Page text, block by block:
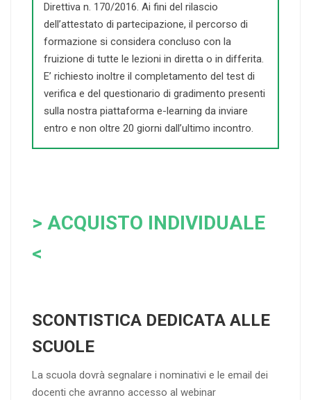
Direttiva n. 170/2016. Ai fini del rilascio
dell’attestato di partecipazione, il percorso di
formazione si considera concluso con la
fruizione di tutte le lezioni in diretta o in differita.
E’ richiesto inoltre il completamento del test di
verifica e del questionario di gradimento presenti
sulla nostra piattaforma e-learning da inviare
entro e non oltre 20 giorni dall’ultimo incontro.
> ACQUISTO INDIVIDUALE
<
SCONTISTICA DEDICATA ALLE
SCUOLE
La scuola dovrà segnalare i nominativi e le email dei
docenti che avranno accesso al webinar